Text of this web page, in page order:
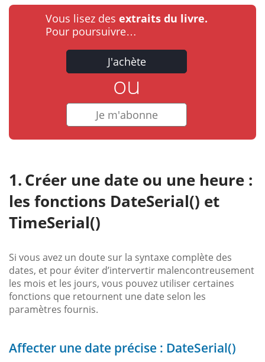
Vous lisez des extraits du livre.
Pour poursuivre…
J'achète
ou
Je m'abonne
Créer une date ou une heure :
les fonctions DateSerial() et
TimeSerial()
Si vous avez un doute sur la syntaxe complète des
dates, et pour éviter d’intervertir malencontreusement
les mois et les jours, vous pouvez utiliser certaines
fonctions que retournent une date selon les
paramètres fournis.
Affecter une date précise : DateSerial()